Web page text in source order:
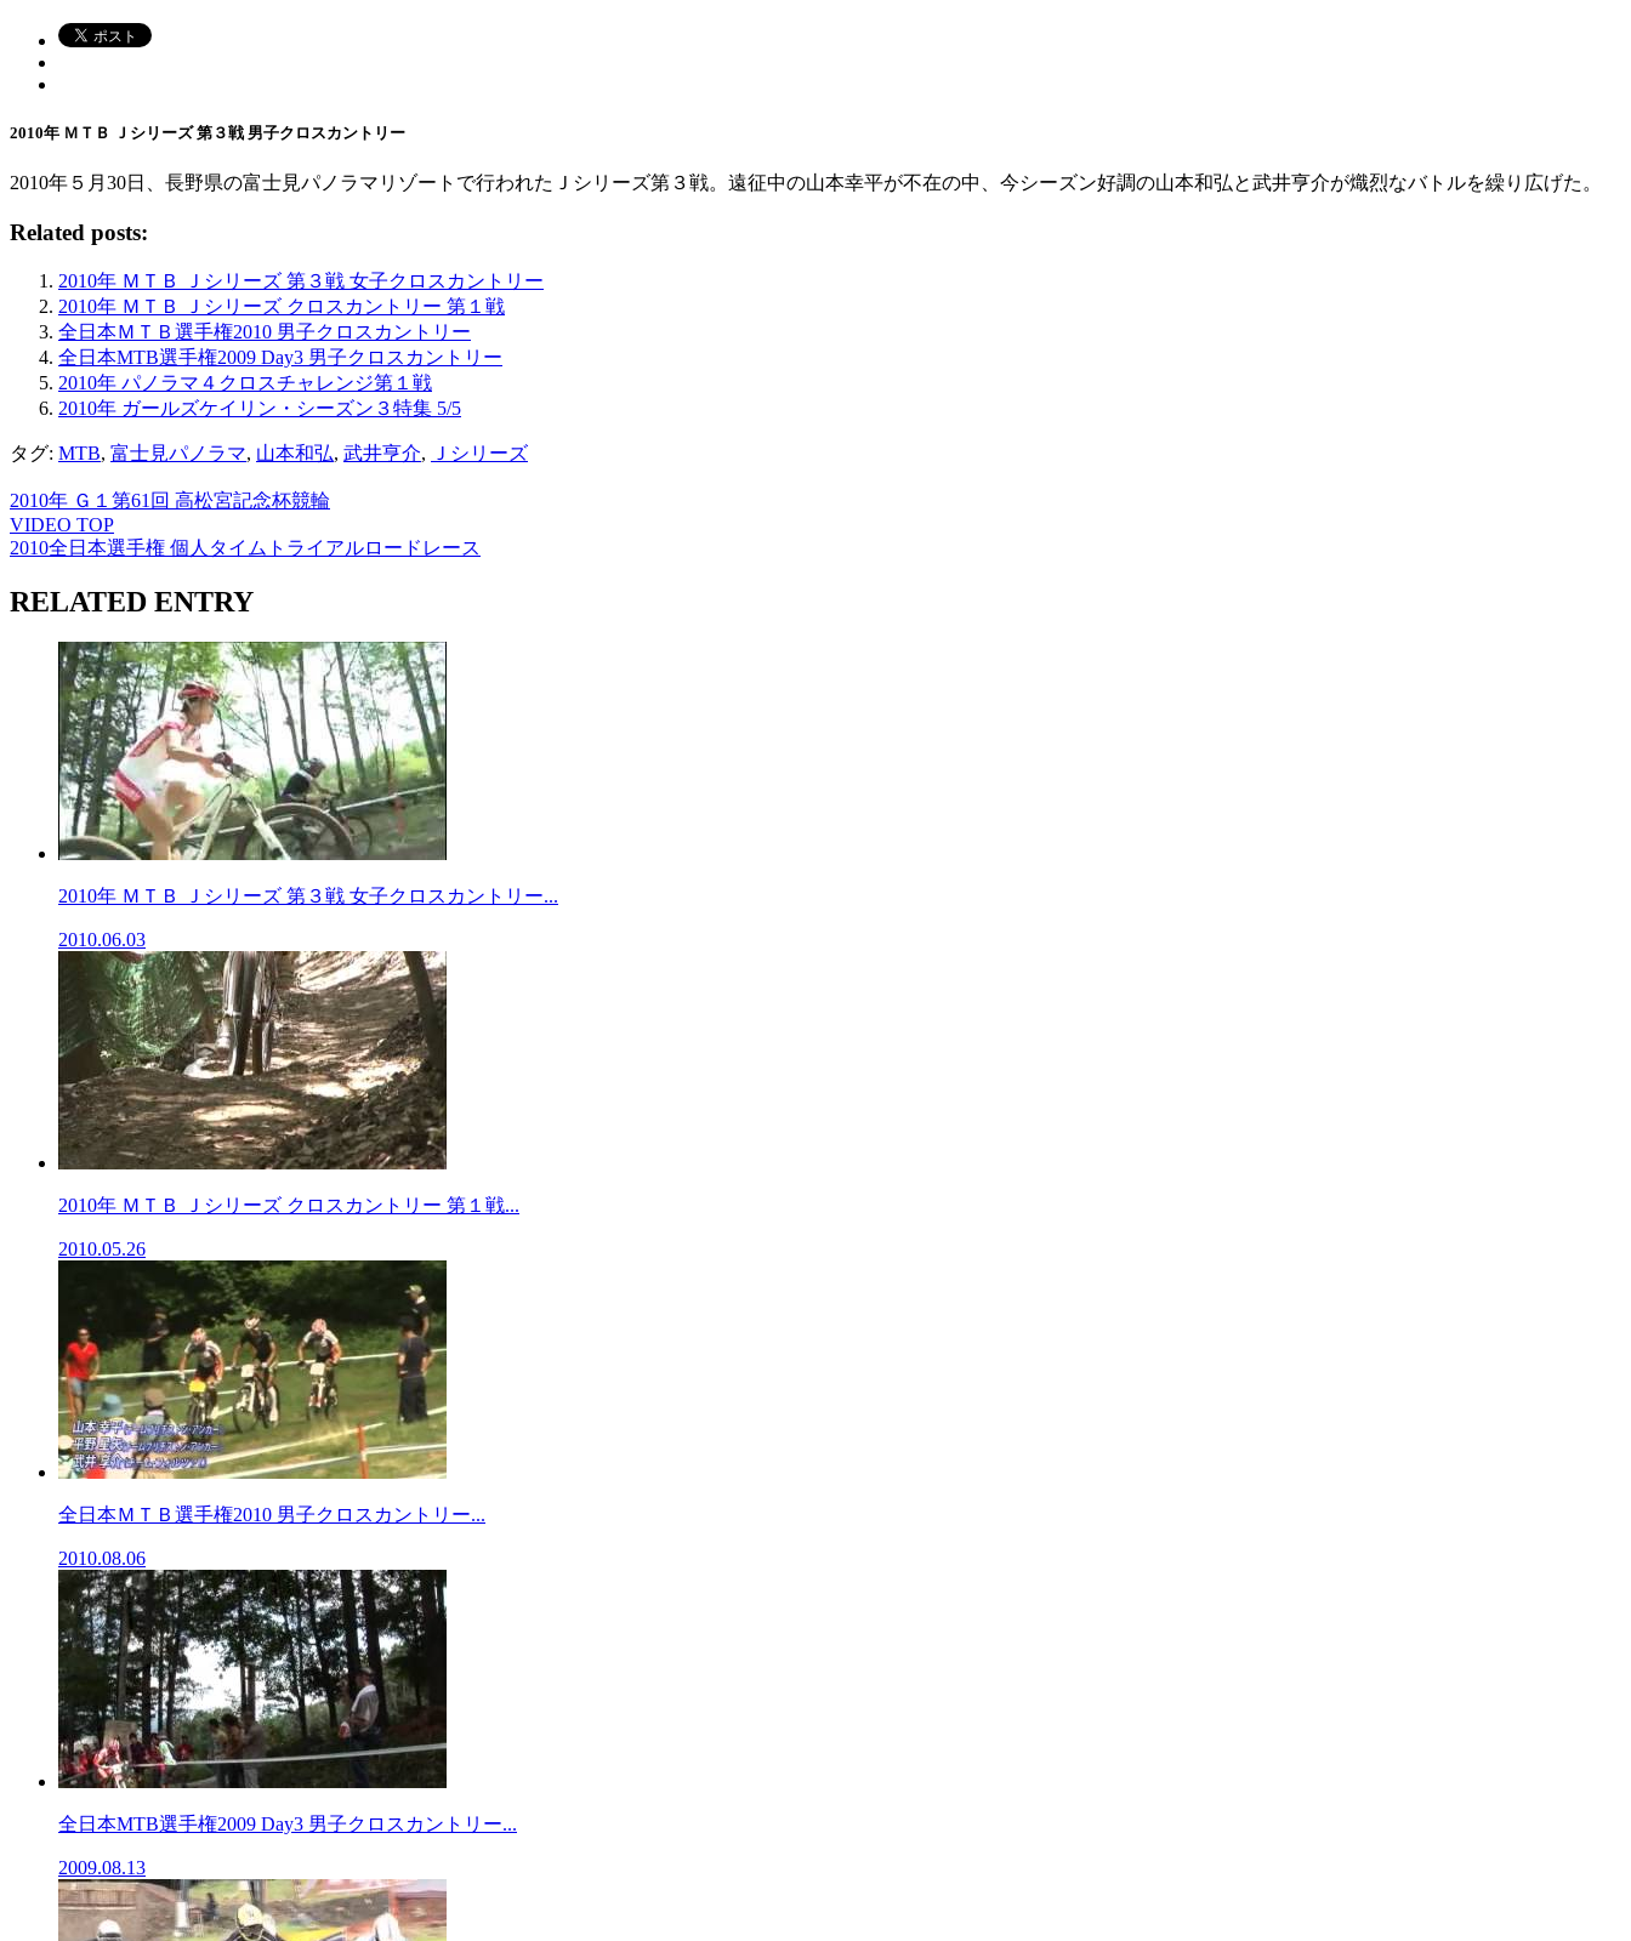
2010年 ＭＴＢ Ｊシリーズ 第３戦 男子クロスカントリー
2010年５月30日、長野県の富士見パノラマリゾートで行われたＪシリーズ第３戦。遠征中の山本幸平が不在の中、今シーズン好調の山本和弘と武井亨介が熾烈なバトルを繰り広げた。
Related posts:
2010年 ＭＴＢ Ｊシリーズ 第３戦 女子クロスカントリー
2010年 ＭＴＢ Ｊシリーズ クロスカントリー 第１戦
全日本ＭＴＢ選手権2010 男子クロスカントリー
全日本MTB選手権2009 Day3 男子クロスカントリー
2010年 パノラマ４クロスチャレンジ第１戦
2010年 ガールズケイリン・シーズン３特集 5/5
タグ: MTB, 富士見パノラマ, 山本和弘, 武井亨介, Ｊシリーズ
2010年 Ｇ１第61回 高松宮記念杯競輪
VIDEO TOP
2010全日本選手権 個人タイムトライアルロードレース
RELATED ENTRY
2010年 ＭＴＢ Ｊシリーズ 第３戦 女子クロスカントリー...
2010.06.03
2010年 ＭＴＢ Ｊシリーズ クロスカントリー 第１戦...
2010.05.26
全日本ＭＴＢ選手権2010 男子クロスカントリー...
2010.08.06
全日本MTB選手権2009 Day3 男子クロスカントリー...
2009.08.13